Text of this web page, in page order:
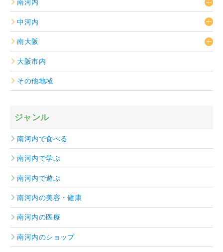
南河内
中河内
南大阪
大阪市内
その他地域
ジャンル
南河内で食べる
南河内で学ぶ
南河内で遊ぶ
南河内の美容・健康
南河内の医療
南河内のショップ